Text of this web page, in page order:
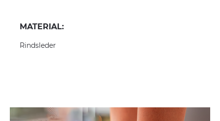
MATERIAL:
Rindsleder